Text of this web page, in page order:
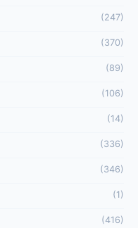
(247)
(370)
(89)
(106)
(14)
(336)
(346)
(1)
(416)